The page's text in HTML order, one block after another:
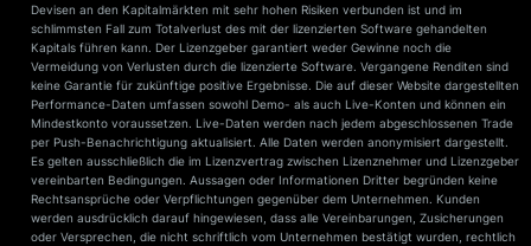
Devisen an den Kapitalmärkten mit sehr hohen Risiken verbunden ist und im
schlimmsten Fall zum Totalverlust des mit der lizenzierten Software gehandelten
Kapitals führen kann. Der Lizenzgeber garantiert weder Gewinne noch die
Vermeidung von Verlusten durch die lizenzierte Software. Vergangene Renditen sind
keine Garantie für zukünftige positive Ergebnisse. Die auf dieser Website dargestellten
Performance-Daten umfassen sowohl Demo- als auch Live-Konten und können ein
Mindestkonto voraussetzen. Live-Daten werden nach jedem abgeschlossenen Trade
per Push-Benachrichtigung aktualisiert. Alle Daten werden anonymisiert dargestellt.
Es gelten ausschließlich die im Lizenzvertrag zwischen Lizenznehmer und Lizenzgeber
vereinbarten Bedingungen. Aussagen oder Informationen Dritter begründen keine
Rechtsansprüche oder Verpflichtungen gegenüber dem Unternehmen. Kunden
werden ausdrücklich darauf hingewiesen, dass alle Vereinbarungen, Zusicherungen
oder Versprechen, die nicht schriftlich vom Unternehmen bestätigt wurden, rechtlich